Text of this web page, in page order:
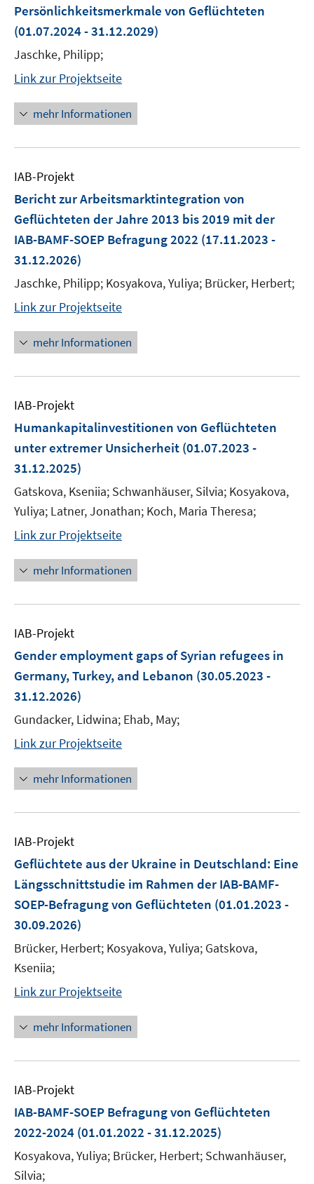
Persönlichkeitsmerkmale von Geflüchteten
(01.07.2024 - 31.12.2029)
Jaschke, Philipp;
Link zur Projektseite
mehr Informationen
IAB-Projekt
Bericht zur Arbeitsmarktintegration von
Geflüchteten der Jahre 2013 bis 2019 mit der
IAB-BAMF-SOEP Befragung 2022 (17.11.2023 -
31.12.2026)
Jaschke, Philipp; Kosyakova, Yuliya; Brücker, Herbert;
Link zur Projektseite
mehr Informationen
IAB-Projekt
Humankapitalinvestitionen von Geflüchteten
unter extremer Unsicherheit (01.07.2023 -
31.12.2025)
Gatskova, Kseniia; Schwanhäuser, Silvia; Kosyakova,
Yuliya; Latner, Jonathan; Koch, Maria Theresa;
Link zur Projektseite
mehr Informationen
IAB-Projekt
Gender employment gaps of Syrian refugees in
Germany, Turkey, and Lebanon (30.05.2023 -
31.12.2026)
Gundacker, Lidwina; Ehab, May;
Link zur Projektseite
mehr Informationen
IAB-Projekt
Geflüchtete aus der Ukraine in Deutschland: Eine
Längsschnittstudie im Rahmen der IAB-BAMF-
SOEP-Befragung von Geflüchteten (01.01.2023 -
30.09.2026)
Brücker, Herbert; Kosyakova, Yuliya; Gatskova,
Kseniia;
Link zur Projektseite
mehr Informationen
IAB-Projekt
IAB-BAMF-SOEP Befragung von Geflüchteten
2022-2024 (01.01.2022 - 31.12.2025)
Kosyakova, Yuliya; Brücker, Herbert; Schwanhäuser,
Silvia;